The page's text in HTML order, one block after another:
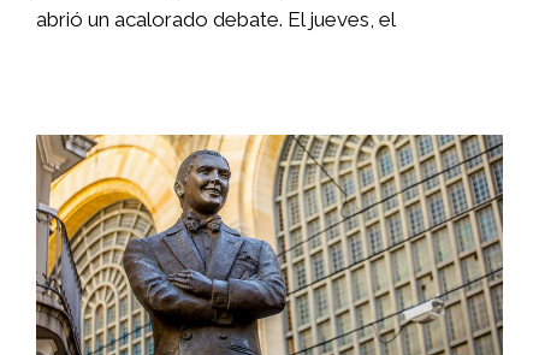
abrió un acalorado debate. El jueves, el